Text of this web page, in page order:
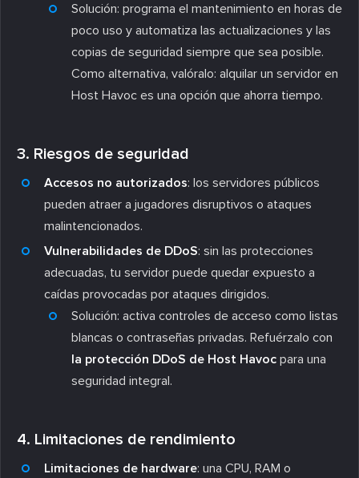
Solución: programa el mantenimiento en horas de
poco uso y automatiza las actualizaciones y las
copias de seguridad siempre que sea posible.
Como alternativa, valóralo: alquilar un servidor en
Host Havoc es una opción que ahorra tiempo.
3. Riesgos de seguridad
Accesos no autorizados: los servidores públicos
pueden atraer a jugadores disruptivos o ataques
malintencionados.
Vulnerabilidades de DDoS: sin las protecciones
adecuadas, tu servidor puede quedar expuesto a
caídas provocadas por ataques dirigidos.
Solución: activa controles de acceso como listas
blancas o contraseñas privadas. Refuérzalo con
la protección DDoS de Host Havoc para una
seguridad integral.
4. Limitaciones de rendimiento
Limitaciones de hardware: una CPU, RAM o